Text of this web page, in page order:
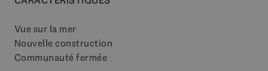
Vue sur la mer
Nouvelle construction
Communauté fermée